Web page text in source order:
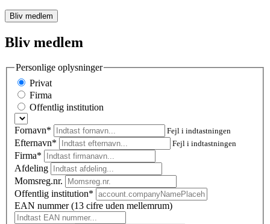
Bliv medlem
Bliv medlem
Personlige oplysninger
Privat
Firma
Offentlig institution
Fornavn* Fejl i indtastningen
Efternavn* Fejl i indtastningen
Firma*
Afdeling
Momsreg.nr.
Offentlig institution*
EAN nummer (13 cifre uden mellemrum)